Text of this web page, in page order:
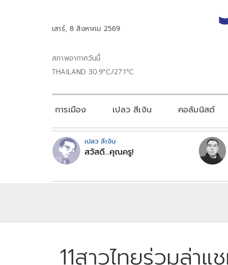
เสาร์, 8 สิงหาคม 2569
สภาพอากาศวันนี้
THAILAND 30.9°C/27.1°C
การเมือง เปลว สีเงิน คอลัมนิสต์
เปลว สีเงิน
สวัสดี...คุณครู!
11สาวไทยร่วมล่า